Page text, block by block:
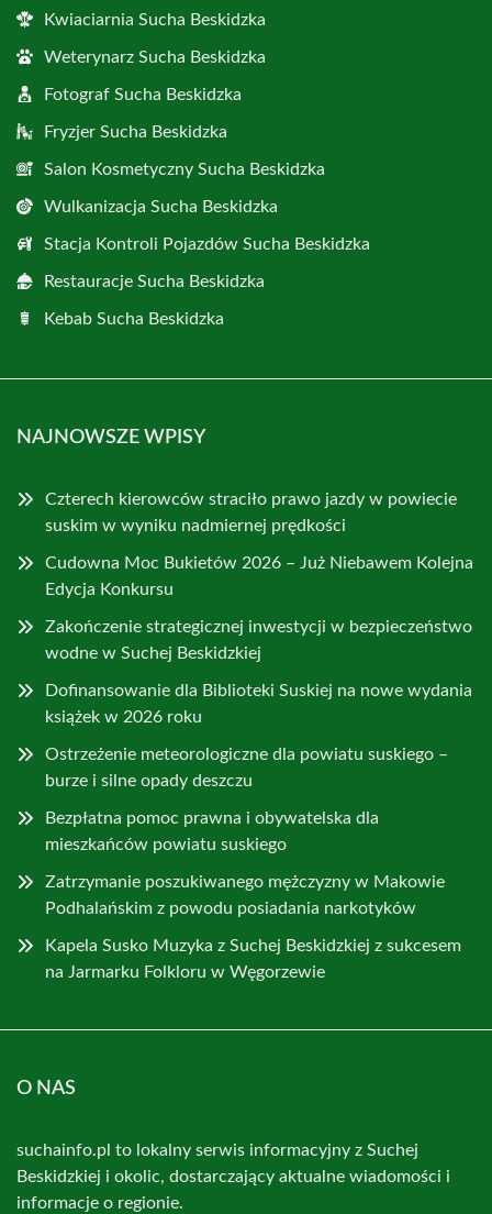
Kwiaciarnia Sucha Beskidzka
Weterynarz Sucha Beskidzka
Fotograf Sucha Beskidzka
Fryzjer Sucha Beskidzka
Salon Kosmetyczny Sucha Beskidzka
Wulkanizacja Sucha Beskidzka
Stacja Kontroli Pojazdów Sucha Beskidzka
Restauracje Sucha Beskidzka
Kebab Sucha Beskidzka
NAJNOWSZE WPISY
Czterech kierowców straciło prawo jazdy w powiecie
suskim w wyniku nadmiernej prędkości
Cudowna Moc Bukietów 2026 – Już Niebawem Kolejna
Edycja Konkursu
Zakończenie strategicznej inwestycji w bezpieczeństwo
wodne w Suchej Beskidzkiej
Dofinansowanie dla Biblioteki Suskiej na nowe wydania
książek w 2026 roku
Ostrzeżenie meteorologiczne dla powiatu suskiego –
burze i silne opady deszczu
Bezpłatna pomoc prawna i obywatelska dla
mieszkańców powiatu suskiego
Zatrzymanie poszukiwanego mężczyzny w Makowie
Podhalańskim z powodu posiadania narkotyków
Kapela Susko Muzyka z Suchej Beskidzkiej z sukcesem
na Jarmarku Folkloru w Węgorzewie
O NAS
suchainfo.pl to lokalny serwis informacyjny z Suchej
Beskidzkiej i okolic, dostarczający aktualne wiadomości i
informacje o regionie.